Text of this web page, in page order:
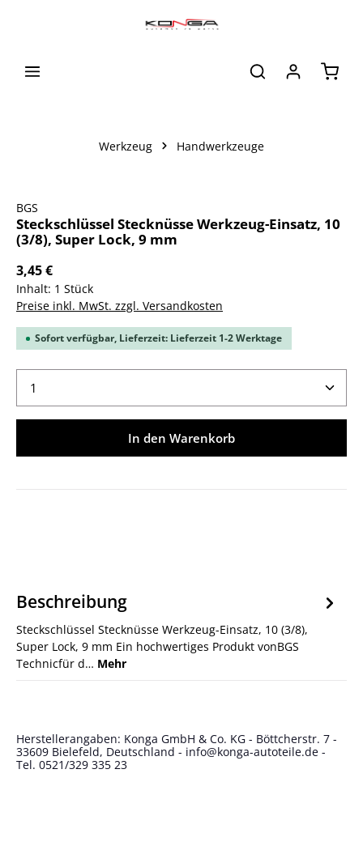
Werkzeug Handwerkzeuge
BGS
Steckschlüssel Stecknüsse Werkzeug-Einsatz, 10
(3/8), Super Lock, 9 mm
3,45 €
Inhalt: 1 Stück
Preise inkl. MwSt. zzgl. Versandkosten
Sofort verfügbar, Lieferzeit: Lieferzeit 1-2 Werktage
Produkt Anzahl: Gib den gewünschten Wert ein
In den Warenkorb
Beschreibung
Steckschlüssel Stecknüsse Werkzeug-Einsatz, 10 (3/8),
Super Lock, 9 mm Ein hochwertiges Produkt vonBGS
Technicfür d… Mehr
Herstellerangaben: Konga GmbH & Co. KG - Böttcherstr. 7 -
33609 Bielefeld, Deutschland - info@konga-autoteile.de -
Tel. 0521/329 335 23